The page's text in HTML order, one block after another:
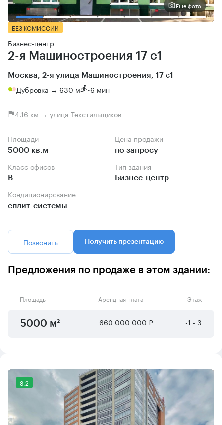
Еще фото
БЕЗ КОМИССИИ
Бизнес-центр
2-я Машиностроения 17 с1
Москва, 2-я улица Машиностроения, 17 с1
Дубровка → 630 м ~6 мин
4.16 км → улица Текстильщиков
Площади
5000 кв.м
Цена продажи
по запросу
Класс офисов
B
Тип здания
Бизнес-центр
Кондиционирование
сплит-системы
Позвонить Получить презентацию
Предложения по продаже в этом здании:
Площадь Арендная плата Этаж
5000 м² 660 000 000 ₽ -1 - 3
8.2